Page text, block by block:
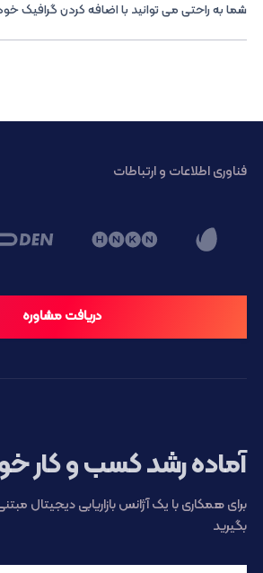
شما به راحتی می توانید با اضافه کردن گرافیک
فناوری اطلاعات و ارتباطات
دریافت مشاوره
آماده رشد کسب و کار
برای همکاری با یک آژانس بازاریابی دیجیتال
بگیرید